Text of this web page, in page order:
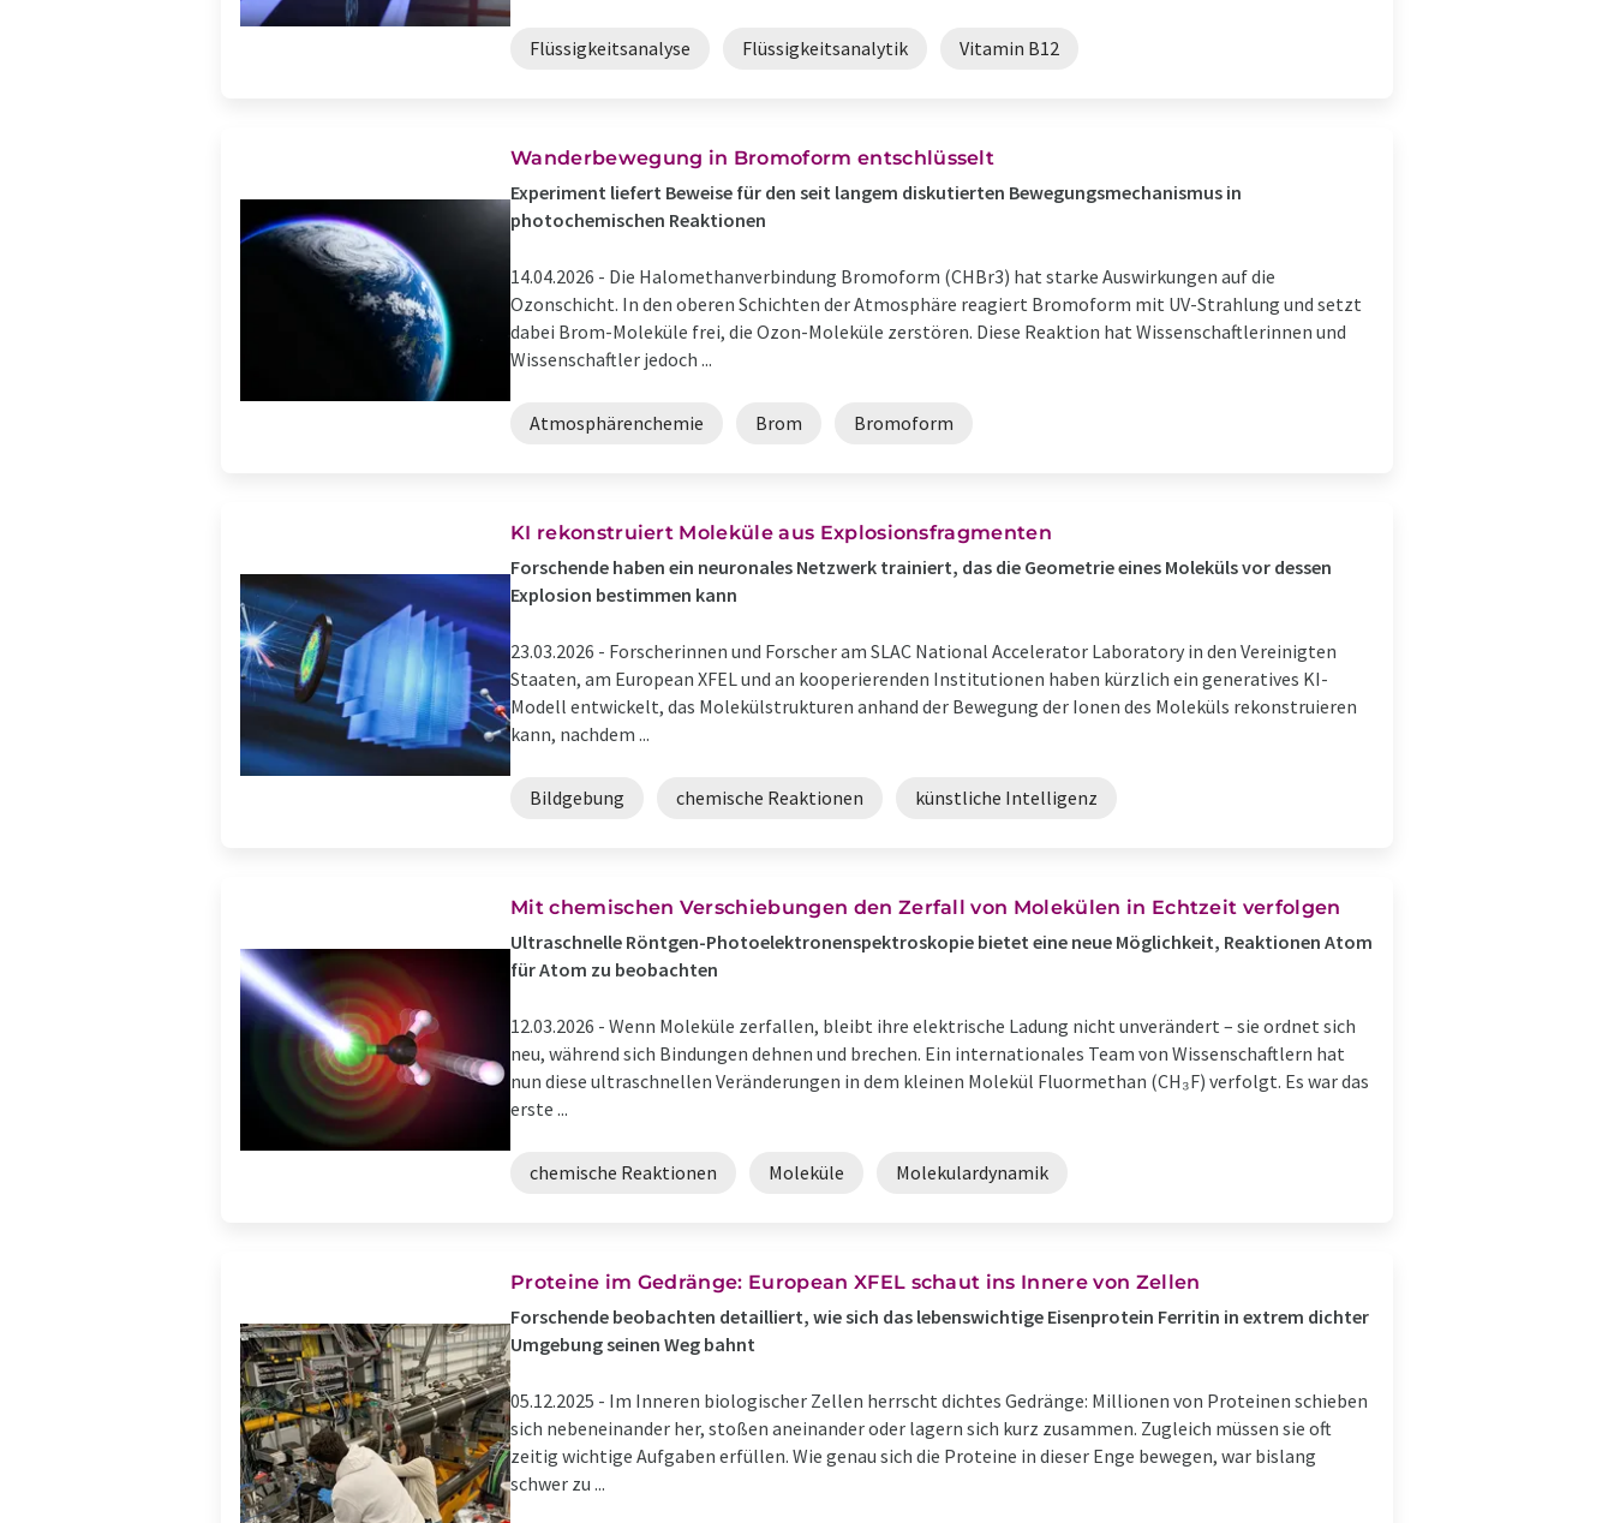
Flüssigkeitsanalyse Flüssigkeitsanalytik Vitamin B12
Wanderbewegung in Bromoform entschlüsselt
Experiment liefert Beweise für den seit langem diskutierten Bewegungsmechanismus in
photochemischen Reaktionen
14.04.2026 - Die Halomethanverbindung Bromoform (CHBr3) hat starke Auswirkungen auf die
Ozonschicht. In den oberen Schichten der Atmosphäre reagiert Bromoform mit UV-Strahlung und setzt
dabei Brom-Moleküle frei, die Ozon-Moleküle zerstören. Diese Reaktion hat Wissenschaftlerinnen und
Wissenschaftler jedoch ...
Atmosphärenchemie Brom Bromoform
KI rekonstruiert Moleküle aus Explosionsfragmenten
Forschende haben ein neuronales Netzwerk trainiert, das die Geometrie eines Moleküls vor dessen
Explosion bestimmen kann
23.03.2026 - Forscherinnen und Forscher am SLAC National Accelerator Laboratory in den Vereinigten
Staaten, am European XFEL und an kooperierenden Institutionen haben kürzlich ein generatives KI-
Modell entwickelt, das Molekülstrukturen anhand der Bewegung der Ionen des Moleküls rekonstruieren
kann, nachdem ...
Bildgebung chemische Reaktionen künstliche Intelligenz
Mit chemischen Verschiebungen den Zerfall von Molekülen in Echtzeit verfolgen
Ultraschnelle Röntgen-Photoelektronenspektroskopie bietet eine neue Möglichkeit, Reaktionen Atom
für Atom zu beobachten
12.03.2026 - Wenn Moleküle zerfallen, bleibt ihre elektrische Ladung nicht unverändert – sie ordnet sich
neu, während sich Bindungen dehnen und brechen. Ein internationales Team von Wissenschaftlern hat
nun diese ultraschnellen Veränderungen in dem kleinen Molekül Fluormethan (CH₃F) verfolgt. Es war das
erste ...
chemische Reaktionen Moleküle Molekulardynamik
Proteine im Gedränge: European XFEL schaut ins Innere von Zellen
Forschende beobachten detailliert, wie sich das lebenswichtige Eisenprotein Ferritin in extrem dichter
Umgebung seinen Weg bahnt
05.12.2025 - Im Inneren biologischer Zellen herrscht dichtes Gedränge: Millionen von Proteinen schieben
sich nebeneinander her, stoßen aneinander oder lagern sich kurz zusammen. Zugleich müssen sie oft
zeitig wichtige Aufgaben erfüllen. Wie genau sich die Proteine in dieser Enge bewegen, war bislang
schwer zu ...